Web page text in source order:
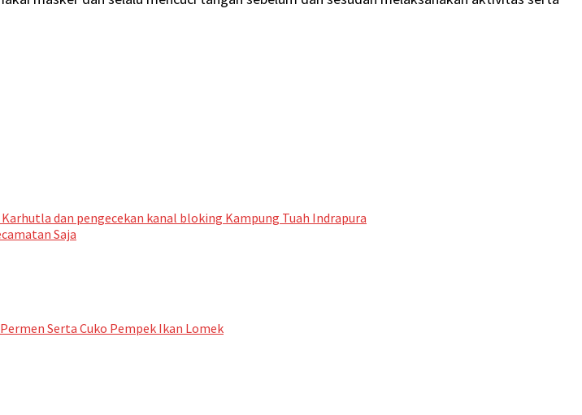
dan pengecekan kanal bloking Kampung Tuah Indrapura
Saja
Serta Cuko Pempek Ikan Lomek